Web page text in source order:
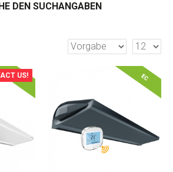
DEN SUCHANGABEN
US!